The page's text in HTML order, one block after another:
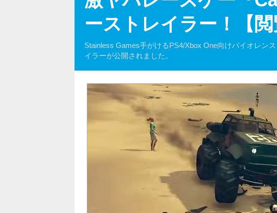
ーストレイラー！【閲
Stainless Games手がけるPS4/Xbox One向けバイオレン
イラーが公開されました。